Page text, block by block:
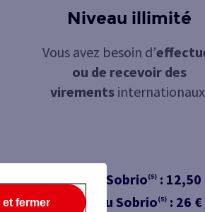
Niveau illimité
Vous avez besoin d’
ou de recevoir des
virements
Avec Jazz ou Sobrio(5): 12,50
Hors Jazz(4) ou Sobrio(5) : 26 €
fermer